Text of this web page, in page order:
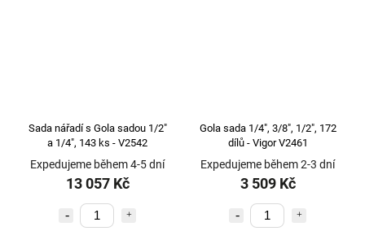
Sada nářadí s Gola sadou 1/2"
a 1/4", 143 ks - V2542
Expedujeme během 4-5 dní
13 057 Kč
Gola sada 1/4", 3/8", 1/2", 172
dílů - Vigor V2461
Expedujeme během 2-3 dní
3 509 Kč